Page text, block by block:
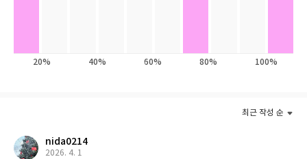
그만큼 새로운 문제들이 부상하는 지금 이 시점에서, 이순(耳順)을
넘긴 노작가는 기성세대로서 가장 기본적인 가치를 다시 되짚어 보
가 존재하며 그것은 다른 사람들에게 어떻게든 전해질 것이라고. 소
원을 들어주는 나무라는, 다소 황당무계해 보이는 설정에서도 히가
시노 게이고는 대가다운 솜씨를 발휘해서 그 나무의 능력을, 그리고
20% 40% 60% 80% 100%
최근 작성 순
nida0214
2026. 4. 1